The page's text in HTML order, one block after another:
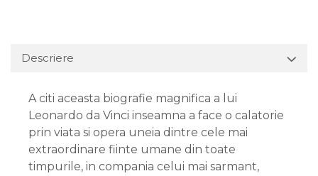
Descriere
A citi aceasta biografie magnifica a lui
Leonardo da Vinci inseamna a face o calatorie
prin viata si opera uneia dintre cele mai
extraordinare fiinte umane din toate
timpurile, in compania celui mai sarmant,